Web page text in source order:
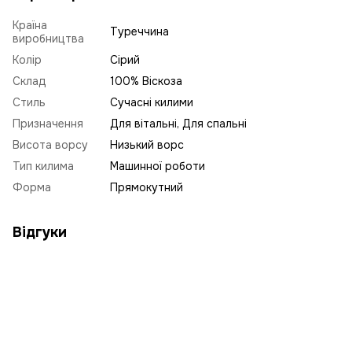
Країна
виробництва
Туреччина
Колір
Сірий
Склад
100% Віскоза
Стиль
Сучасні килими
Призначення
Для вітальні, Для спальні
Висота ворсу
Низький ворс
Тип килима
Машинної роботи
Форма
Прямокутний
Відгуки